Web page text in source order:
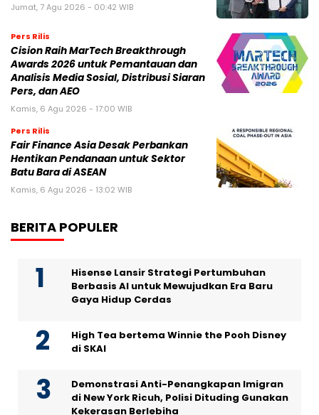
Jumat, 7 Agu 2026 - 00:42 WIB
Pers Rilis
Cision Raih MarTech Breakthrough
Awards 2026 untuk Pemantauan dan
Analisis Media Sosial, Distribusi Siaran
Pers, dan AEO
Kamis, 6 Agu 2026 - 17:00 WIB
Pers Rilis
Fair Finance Asia Desak Perbankan
Hentikan Pendanaan untuk Sektor
Batu Bara di ASEAN
Kamis, 6 Agu 2026 - 13:02 WIB
BERITA POPULER
Hisense Lansir Strategi Pertumbuhan
Berbasis AI untuk Mewujudkan Era Baru
Gaya Hidup Cerdas
High Tea bertema Winnie the Pooh Disney
di SKAI
Demonstrasi Anti-Penangkapan Imigran
di New York Ricuh, Polisi Dituding Gunakan
Kekerasan Berlebiha